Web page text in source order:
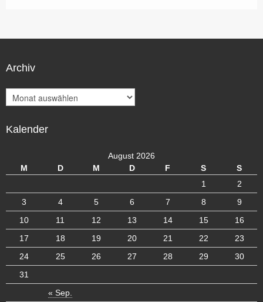
Archiv
r
h
Kalender
August 2026
M
D M D F S S
« Sep.
1
2
3
4 5 6 7 8
9
10
11 12 13 14 15
16
17
18 19 20 21 22
23
24
25 26 27 28 29
30
31